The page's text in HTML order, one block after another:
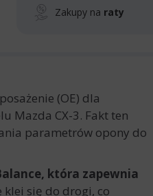
Zakupy na raty
(OE) dla
Mazda CX-3. Fakt ten
parametrów opony do
która zapewnia
się do drogi, co